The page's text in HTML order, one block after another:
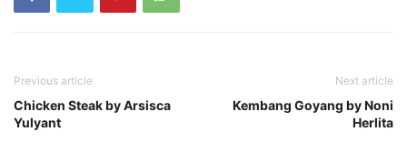
Previous article
Chicken Steak by Arsisca
Yulyant
Next article
Kembang Goyang by Noni
Herlita